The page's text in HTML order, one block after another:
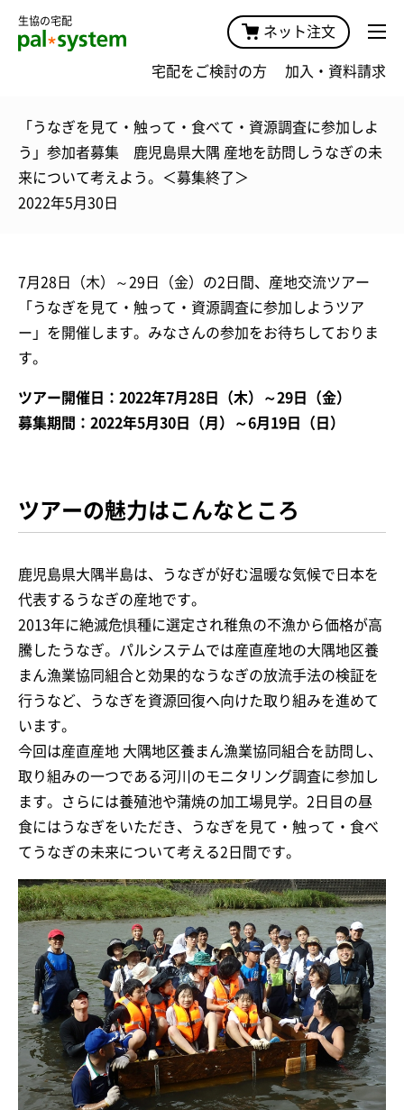
生協の宅配
ネット注文
宅配をご検討の方 加入・資料請求
「うなぎを見て・触って・食べて・資源調査に参加しよ
う」参加者募集 鹿児島県大隅 産地を訪問しうなぎの未
来について考えよう。＜募集終了＞
2022年5月30日
7月28日（木）～29日（金）の2日間、産地交流ツアー
「うなぎを見て・触って・資源調査に参加しようツア
ー」を開催します。みなさんの参加をお待ちしておりま
す。
ツアー開催日：2022年7月28日（木）～29日（金）
募集期間：2022年5月30日（月）～6月19日（日）
ツアーの魅力はこんなところ
鹿児島県大隅半島は、うなぎが好む温暖な気候で日本を
代表するうなぎの産地です。
2013年に絶滅危惧種に選定され稚魚の不漁から価格が高
騰したうなぎ。パルシステムでは産直産地の大隅地区養
まん漁業協同組合と効果的なうなぎの放流手法の検証を
行うなど、うなぎを資源回復へ向けた取り組みを進めて
います。
今回は産直産地 大隅地区養まん漁業協同組合を訪問し、
取り組みの一つである河川のモニタリング調査に参加し
ます。さらには養殖池や蒲焼の加工場見学。2日目の昼
食にはうなぎをいただき、うなぎを見て・触って・食べ
てうなぎの未来について考える2日間です。